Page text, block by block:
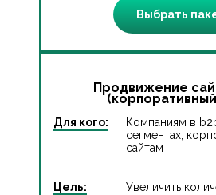
Выбрать
Продвижение
Для кого:
Компаниям в
сегментах,
сайтам
Цель:
Увеличить